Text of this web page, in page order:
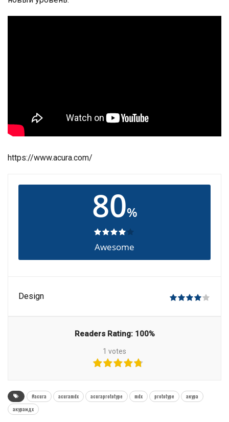
https://www.acura.com/
80%
Awesome
Design
Readers Rating: 100%
1 votes
#acura acuramdx acuraprototype mdx prototype
акура
акурамдх